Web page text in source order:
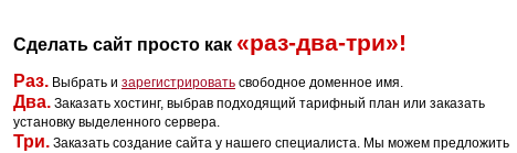
Сделать сайт просто как «раз-два-три»!
Раз. Выбрать и зарегистрировать свободное доменное имя.
Два. Заказать хостинг, выбрав подходящий тарифный план или заказать
установку выделенного сервера.
Три. Заказать создание сайта у нашего специалиста. Мы можем предложить